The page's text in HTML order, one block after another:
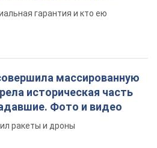
гарантия и кто ею
массированную
историческая часть
Фото и видео
ракеты и дроны